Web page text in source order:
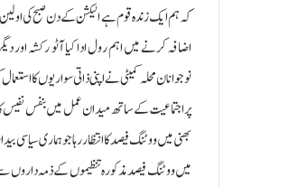
کہ ہم ایک زندہ قوم ہے الیکشن کے دن صبح کی
اضافہ کرنے میں اہم رول ادا کیا آٹو رکشہ اور
نوجوانان محلہ کمیٹی نے اپنی ذاتی سواریوں کا
پر اجتماعیت کے ساتھ میدان عمل میں بنفس نفیس
میں ووٹنگ فیصد مذکورہ تنظیموں کے ذمہ داروں